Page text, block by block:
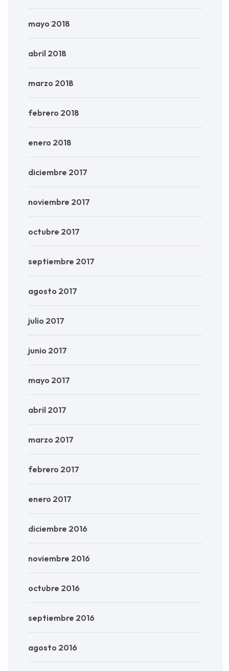
mayo 2018
abril 2018
marzo 2018
febrero 2018
enero 2018
diciembre 2017
noviembre 2017
octubre 2017
septiembre 2017
agosto 2017
julio 2017
junio 2017
mayo 2017
abril 2017
marzo 2017
febrero 2017
enero 2017
diciembre 2016
noviembre 2016
octubre 2016
septiembre 2016
agosto 2016